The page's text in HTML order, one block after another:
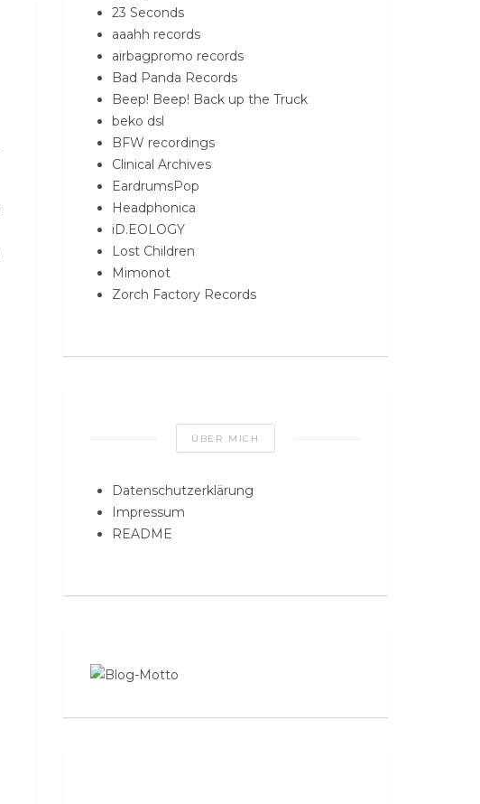
23 Seconds
aaahh records
airbagpromo records
Bad Panda Records
Beep! Beep! Back up the Truck
beko dsl
BFW recordings
Clinical Archives
EardrumsPop
Headphonica
iD.EOLOGY
Lost Children
Mimonot
Zorch Factory Records
ÜBER MICH
Datenschutzerklärung
Impressum
README